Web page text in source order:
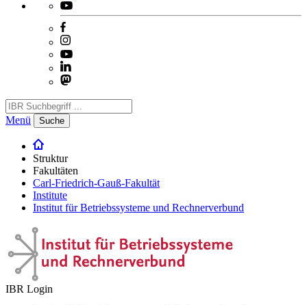
Menü Suche
Struktur
Fakultäten
Carl-Friedrich-Gauß-Fakultät
Institute
Institut für Betriebssysteme und Rechnerverbund
IBR Login